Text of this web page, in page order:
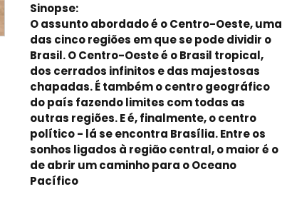
Sinopse:
O assunto abordado é o Centro-Oeste, uma
das cinco regiões em que se pode dividir o
Brasil. O Centro-Oeste é o Brasil tropical,
dos cerrados infinitos e das majestosas
chapadas. É também o centro geográfico
do país fazendo limites com todas as
outras regiões. E é, finalmente, o centro
político - lá se encontra Brasília. Entre os
sonhos ligados à região central, o maior é o
de abrir um caminho para o Oceano
Pacífico